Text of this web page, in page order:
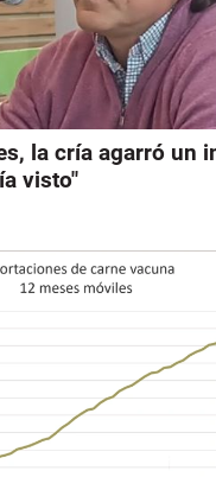
la cría agarró un
visto"